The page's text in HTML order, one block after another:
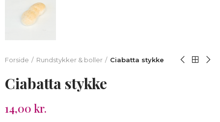
Forside Rundstykker & boller Ciabatta stykke
Ciabatta stykke
14,00 kr.